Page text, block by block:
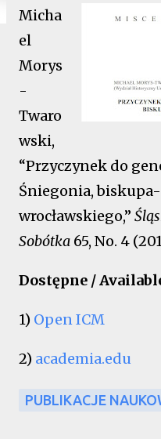
Micha
el
Morys
-
Twaro
wski,
“Przyczynek do
Śniegonia,
wrocławskiego,”
Sobótka 65, No. 4
Dostępne /
1) Open ICM
2) academia.edu
PUBLIKACJE